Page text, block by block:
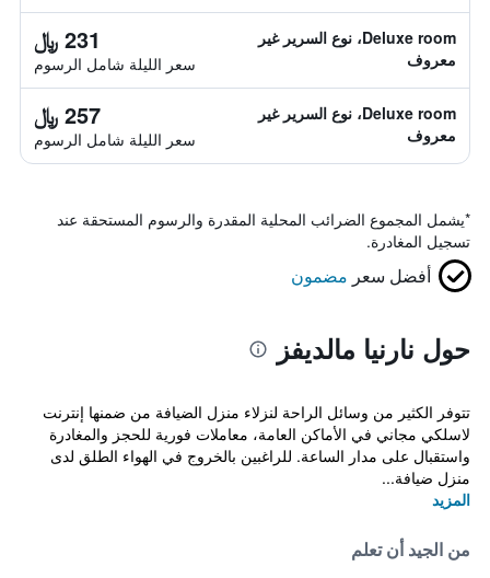
Deluxe room، نوع السرير غير
معروف
231 ﷼
سعر الليلة شامل الرسوم
Deluxe room، نوع السرير غير
معروف
257 ﷼
سعر الليلة شامل الرسوم
*يشمل المجموع الضرائب المحلية المقدرة والرسوم المستحقة عند
تسجيل المغادرة.
أفضل سعر مضمون
حول نارنيا مالديفز
تتوفر الكثير من وسائل الراحة لنزلاء منزل الضيافة من ضمنها إنترنت
لاسلكي مجاني في الأماكن العامة، معاملات فورية للحجز والمغادرة
واستقبال على مدار الساعة. للراغبين بالخروج في الهواء الطلق لدى
منزل ضيافة...
المزيد
من الجيد أن تعلم